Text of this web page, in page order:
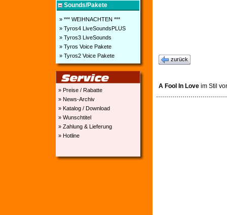
Sounds/Pakete
» *** WEIHNACHTEN ***
» Tyros4 LiveSoundsPLUS
» Tyros3 LiveSounds
» Tyros Voice Pakete
» Tyros2 Voice Pakete
» Preise / Rabatte
» News-Archiv
» Katalog / Download
» Wunschtitel
» Zahlung & Lieferung
» Hotline
zurück
A Fool In Love im Stil